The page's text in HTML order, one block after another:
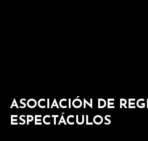
ASOCIACIÓN DE
ESPECTÁCULOS